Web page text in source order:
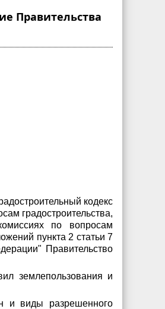
Правительства
кодекс
градостроительства,
по вопросам
пункта 2 статьи 7
Правительство
землепользования и
и виды разрешенного